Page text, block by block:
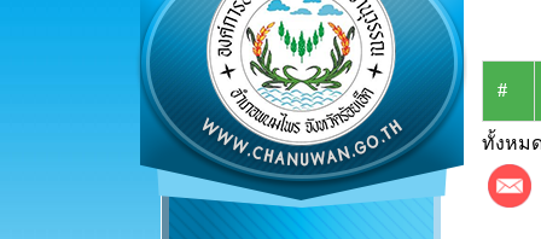
#
ทั้งหม